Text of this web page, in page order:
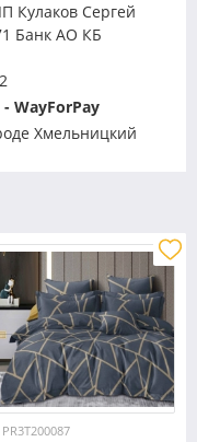
Кулаков Сергей
Банк АО КБ
WayForPay
Хмельницкий